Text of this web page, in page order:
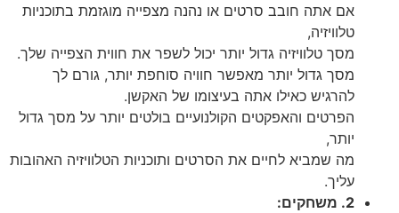
אם אתה חובב סרטים או נהנה מצפייה מוגזמת בתוכניות
טלוויזיה,
מסך טלוויזיה גדול יותר יכול לשפר את חווית הצפייה שלך.
מסך גדול יותר מאפשר חוויה סוחפת יותר, גורם לך
להרגיש כאילו אתה בעיצומו של האקשן.
הפרטים והאפקטים הקולנועיים בולטים יותר על מסך גדול
יותר,
מה שמביא לחיים את הסרטים ותוכניות הטלוויזיה האהובות
עליך.
2. משחקים: